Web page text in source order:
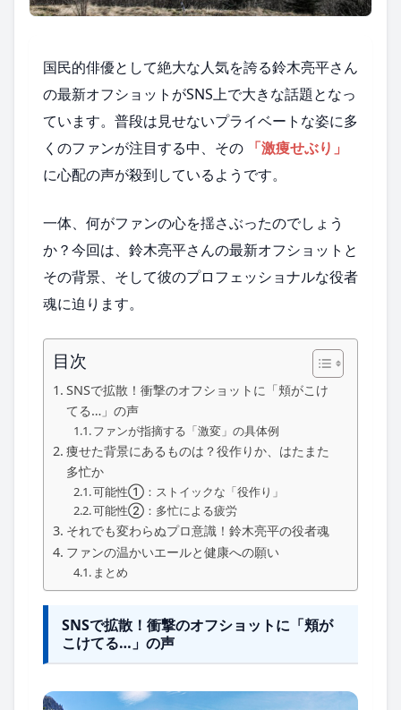
国民的俳優として絶大な人気を誇る鈴木亮平さん
の最新オフショットがSNS上で大きな話題となっ
ています。普段は見せないプライベートな姿に多
くのファンが注目する中、その 「激痩せぶり」
に心配の声が殺到しているようです。
一体、何がファンの心を揺さぶったのでしょう
か？今回は、鈴木亮平さんの最新オフショットと
その背景、そして彼のプロフェッショナルな役者
魂に迫ります。
目次
SNSで拡散！衝撃のオフショットに「頬がこけ
てる…」の声
ファンが指摘する「激変」の具体例
痩せた背景にあるものは？役作りか、はたまた
多忙か
可能性①：ストイックな「役作り」
可能性②：多忙による疲労
それでも変わらぬプロ意識！鈴木亮平の役者魂
ファンの温かいエールと健康への願い
まとめ
SNSで拡散！衝撃のオフショットに「頬が
こけてる…」の声